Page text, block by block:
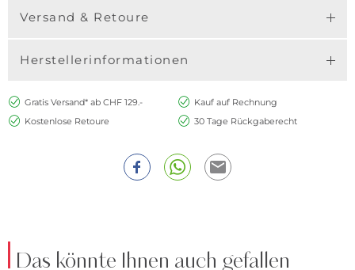
Versand & Retoure
Herstellerinformationen
Gratis Versand* ab CHF 129.-
Kauf auf Rechnung
Kostenlose Retoure
30 Tage Rückgaberecht
Das könnte Ihnen auch gefallen